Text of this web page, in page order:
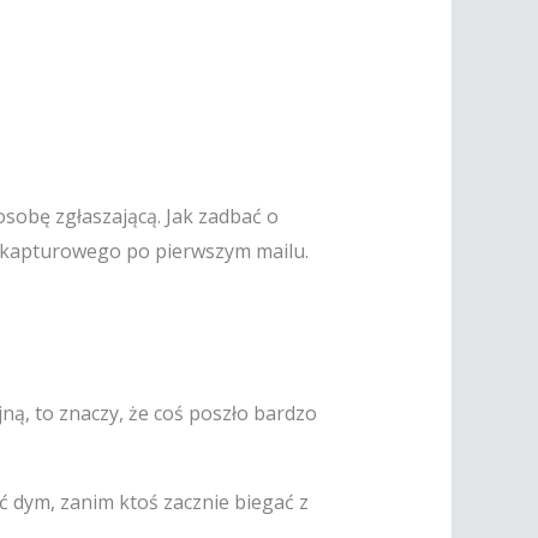
zgłaszającą. Jak zadbać o
po pierwszym mailu.
to znaczy, że coś poszło bardzo
zanim ktoś zacznie biegać z